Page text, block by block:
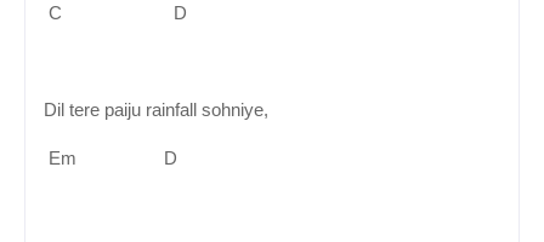
C D
Dil tere paiju rainfall sohniye,
Em D